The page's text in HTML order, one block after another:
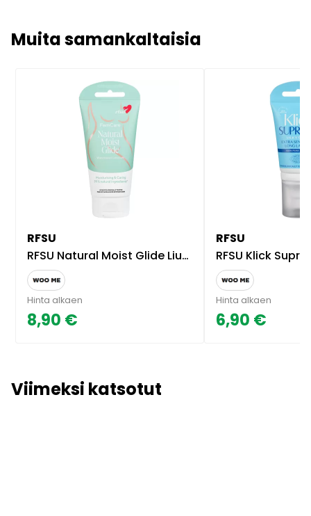
Muita samankaltaisia
RFSU
RFSU Natural Moist Glide Liukuvoide 75 ml - Kirkas
Hinta alkaen
8,90 €
RFSU
RFSU Klick Supreme Glide
Hinta alkaen
6,90 €
Viimeksi katsotut